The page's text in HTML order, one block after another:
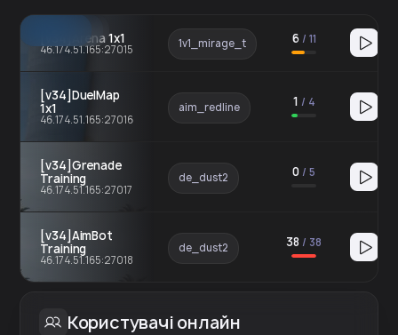
[v34]Arena 1x1
46.174.51.165:27015 1v1_mirage_t 6 / 11
[v34]DuelMap
1x1
46.174.51.165:27016
aim_redline 1 / 4
[v34]Grenade
Training
46.174.51.165:27017
de_dust2 0/ 5
[v34]AimBot
Training
46.174.51.165:27018
de_dust2 38 / 38
Користувачі онлайн